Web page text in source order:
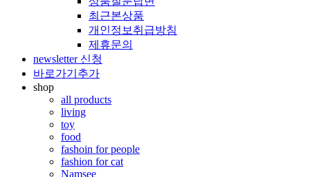
최근본상품
개인정보취급방침
제휴문의
newsletter 신청
바로가기추가
shop
all products
living
toy
food
fashoin for people
fashion for cat
Namsee